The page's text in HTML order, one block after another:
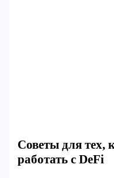
Советы для тех,
работать с DeFi